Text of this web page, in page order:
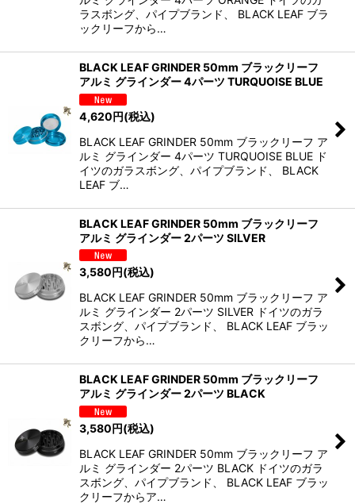
ラスボング、パイプブランド、 BLACK LEAF ブラ
ックリーフから…
BLACK LEAF GRINDER 50mm ブラックリーフ
アルミ グラインダー 4パーツ TURQUOISE BLUE
4,620円(税込)
BLACK LEAF GRINDER 50mm ブラックリーフ ア
ルミ グラインダー 4パーツ TURQUOISE BLUE ド
イツのガラスボング、パイプブランド、 BLACK
LEAF ブ…
BLACK LEAF GRINDER 50mm ブラックリーフ
アルミ グラインダー 2パーツ SILVER
3,580円(税込)
BLACK LEAF GRINDER 50mm ブラックリーフ ア
ルミ グラインダー 2パーツ SILVER ドイツのガラ
スボング、パイプブランド、 BLACK LEAF ブラッ
クリーフから…
BLACK LEAF GRINDER 50mm ブラックリーフ
アルミ グラインダー 2パーツ BLACK
3,580円(税込)
BLACK LEAF GRINDER 50mm ブラックリーフ ア
ルミ グラインダー 2パーツ BLACK ドイツのガラ
スボング、パイプブランド、 BLACK LEAF ブラッ
クリーフからア…